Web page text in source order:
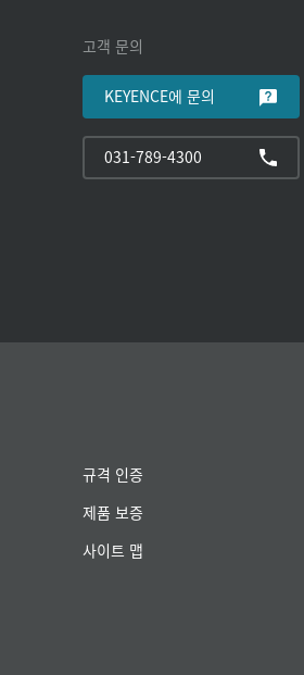
고객 문의
KEYENCE에 문의
031-789-4300
규격 인증
제품 보증
사이트 맵